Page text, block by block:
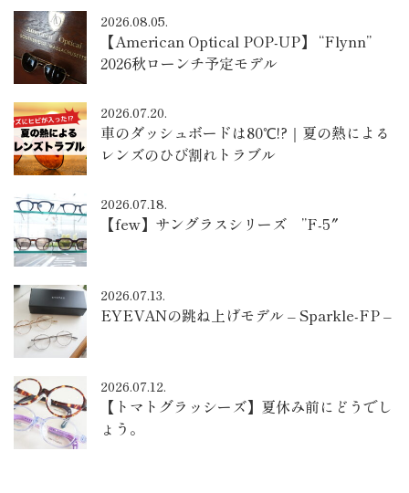
2026.08.05.
【American Optical POP-UP】 “Flynn”
2026秋ローンチ予定モデル
2026.07.20.
車のダッシュボードは80℃!?｜夏の熱による
レンズのひび割れトラブル
2026.07.18.
【few】サングラスシリーズ ”F-5″
2026.07.13.
EYEVANの跳ね上げモデル – Sparkle-FP –
2026.07.12.
【トマトグラッシーズ】夏休み前にどうでし
ょう。